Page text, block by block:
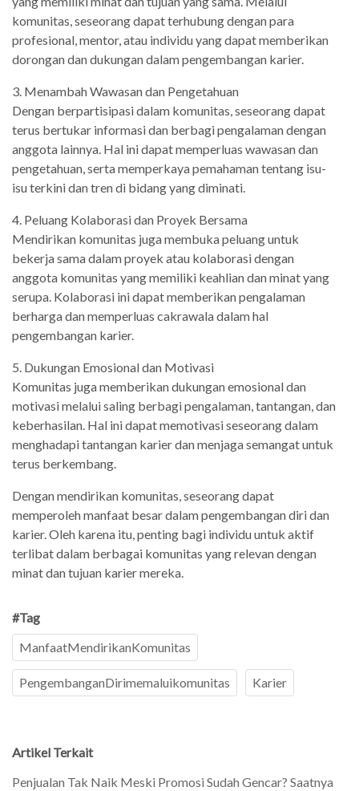
komunitas, seseorang dapat terhubung dengan para
profesional, mentor, atau individu yang dapat memberikan
dorongan dan dukungan dalam pengembangan karier.
3. Menambah Wawasan dan Pengetahuan
Dengan berpartisipasi dalam komunitas, seseorang dapat
terus bertukar informasi dan berbagi pengalaman dengan
anggota lainnya. Hal ini dapat memperluas wawasan dan
pengetahuan, serta memperkaya pemahaman tentang isu-
isu terkini dan tren di bidang yang diminati.
4. Peluang Kolaborasi dan Proyek Bersama
Mendirikan komunitas juga membuka peluang untuk
bekerja sama dalam proyek atau kolaborasi dengan
anggota komunitas yang memiliki keahlian dan minat yang
serupa. Kolaborasi ini dapat memberikan pengalaman
berharga dan memperluas cakrawala dalam hal
pengembangan karier.
5. Dukungan Emosional dan Motivasi
Komunitas juga memberikan dukungan emosional dan
motivasi melalui saling berbagi pengalaman, tantangan, dan
keberhasilan. Hal ini dapat memotivasi seseorang dalam
menghadapi tantangan karier dan menjaga semangat untuk
terus berkembang.
Dengan mendirikan komunitas, seseorang dapat
memperoleh manfaat besar dalam pengembangan diri dan
karier. Oleh karena itu, penting bagi individu untuk aktif
terlibat dalam berbagai komunitas yang relevan dengan
minat dan tujuan karier mereka.
#Tag
ManfaatMendirikanKomunitas
PengembanganDirimemaluikomunitas Karier
Artikel Terkait
Penjualan Tak Naik Meski Promosi Sudah Gencar? Saatnya